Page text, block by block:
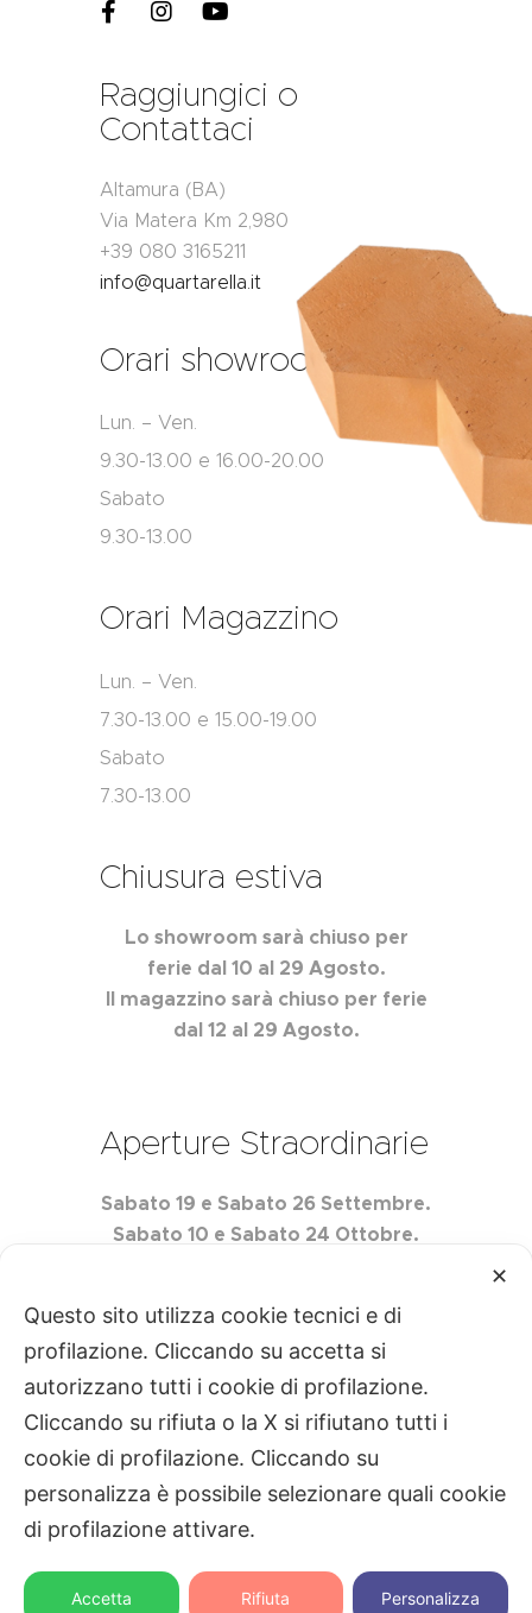
Raggiungici o
Contattaci
Altamura (BA)
Via Matera Km 2,980
+39 080 3165211
info@quartarella.it
Orari showroom
Lun. – Ven.
9.30-13.00 e 16.00-20.00
Sabato
9.30-13.00
Orari Magazzino
Lun. – Ven.
7.30-13.00 e 15.00-19.00
Sabato
7.30-13.00
Chiusura estiva
Lo showroom sarà chiuso per
ferie dal 10 al 29 Agosto.
Il magazzino sarà chiuso per ferie
dal 12 al 29 Agosto.
Aperture Straordinarie
Sabato 19 e Sabato 26 Settembre.
Sabato 10 e Sabato 24 Ottobre.
Centro Edile Quartarella S.r.l. P.IVA
02493760728
Privacy|Cookie
Svanire.com
Dotcom web agency
✕
Questo sito utilizza cookie tecnici e di
profilazione. Cliccando su accetta si
autorizzano tutti i cookie di profilazione.
Cliccando su rifiuta o la X si rifiutano tutti i
cookie di profilazione. Cliccando su
personalizza è possibile selezionare quali cookie
di profilazione attivare.
Accetta Rifiuta Personalizza
Contattaci
Contattaci